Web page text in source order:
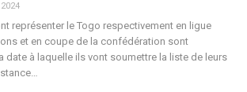
représenter le Togo respectivement en ligue
et en coupe de la confédération sont
date à laquelle ils vont soumettre la liste de leurs
…